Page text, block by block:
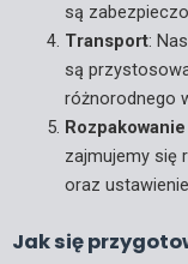
są
Transport:
są
różnorodnego
zajmujemy się
oraz
Jak się